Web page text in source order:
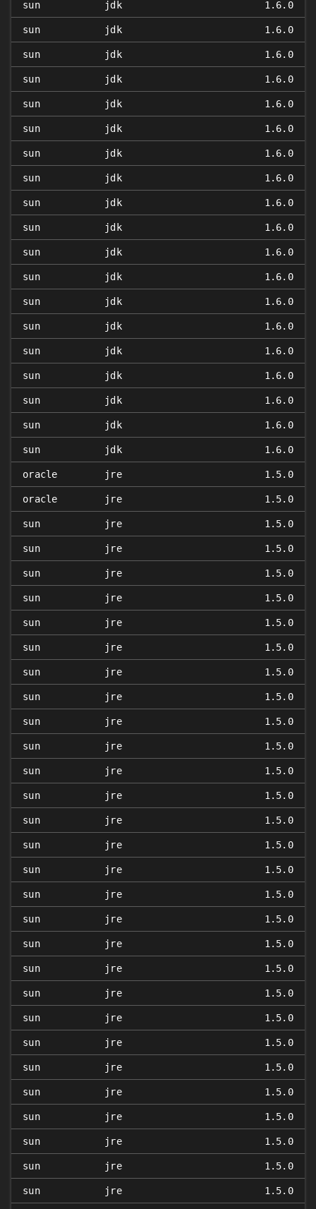
sun jdk 1.6.0
sun jdk 1.6.0
sun jdk 1.6.0
sun jdk 1.6.0
sun jdk 1.6.0
sun jdk 1.6.0
sun jdk 1.6.0
sun jdk 1.6.0
sun jdk 1.6.0
sun jdk 1.6.0
sun jdk 1.6.0
sun jdk 1.6.0
sun jdk 1.6.0
sun jdk 1.6.0
sun jdk 1.6.0
sun jdk 1.6.0
sun jdk 1.6.0
sun jdk 1.6.0
sun jdk 1.6.0
oracle jre 1.5.0
oracle jre 1.5.0
sun jre 1.5.0
sun jre 1.5.0
sun jre 1.5.0
sun jre 1.5.0
sun jre 1.5.0
sun jre 1.5.0
sun jre 1.5.0
sun jre 1.5.0
sun jre 1.5.0
sun jre 1.5.0
sun jre 1.5.0
sun jre 1.5.0
sun jre 1.5.0
sun jre 1.5.0
sun jre 1.5.0
sun jre 1.5.0
sun jre 1.5.0
sun jre 1.5.0
sun jre 1.5.0
sun jre 1.5.0
sun jre 1.5.0
sun jre 1.5.0
sun jre 1.5.0
sun jre 1.5.0
sun jre 1.5.0
sun jre 1.5.0
sun jre 1.5.0
sun jre 1.5.0